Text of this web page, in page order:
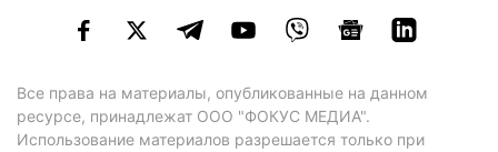
Все права на материалы, опубликованные на данном
ресурсе, принадлежат ООО "ФОКУС МЕДИА".
Использование материалов разрешается только при